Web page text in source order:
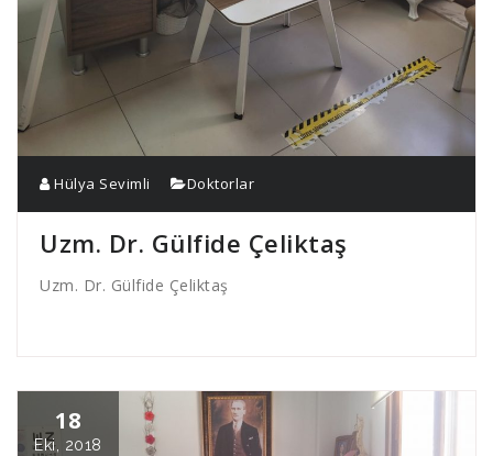
Hülya Sevimli Doktorlar
Uzm. Dr. Gülfide Çeliktaş
Uzm. Dr. Gülfide Çeliktaş
18
Eki, 2018